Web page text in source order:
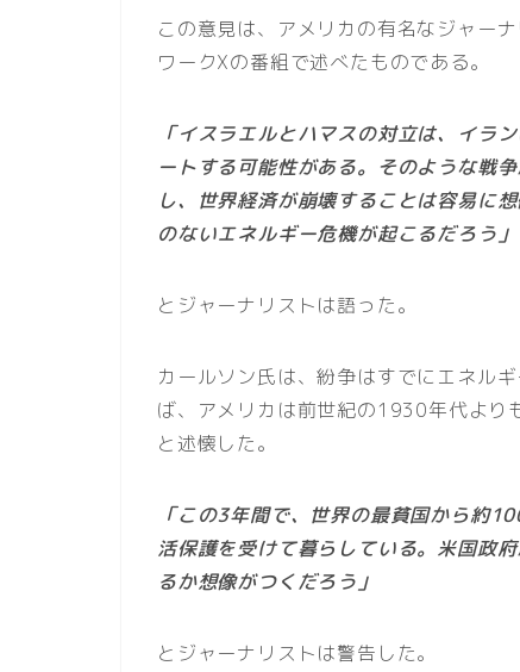
この意見は、アメリカの有名なジャー
ワークXの番組で述べたものである。
「イスラエルとハマスの対立は、イラ
ートする可能性がある。そのような戦
し、世界経済が崩壊することは容易に
のないエネルギー危機が起こるだろう」
とジャーナリストは語った。
カールソン氏は、紛争はすでにエネル
ば、アメリカは前世紀の1930年代より
と述懐した。
「この3年間で、世界の最貧国から約
活保護を受けて暮らしている。米国政
るか想像がつくだろう」
とジャーナリストは警告した。